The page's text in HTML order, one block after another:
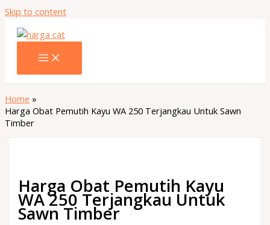
Skip to content
Home
Harga Obat Pemutih Kayu WA 250 Terjangkau Untuk Sawn
Timber
Harga Obat Pemutih Kayu
WA 250 Terjangkau Untuk
Sawn Timber